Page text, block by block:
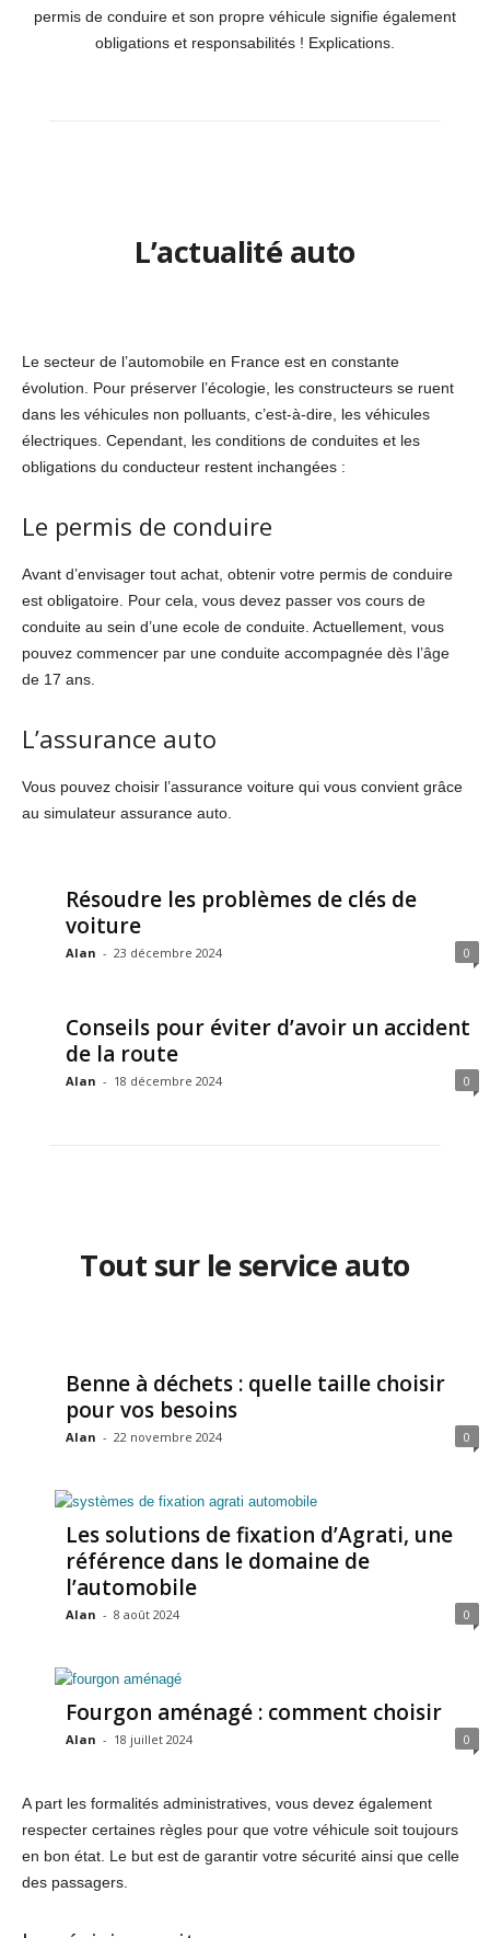
permis de conduire et son propre véhicule signifie également
obligations et responsabilités ! Explications.
L’actualité auto
Le secteur de l’automobile en France est en constante
évolution. Pour préserver l’écologie, les constructeurs se ruent
dans les véhicules non polluants, c’est-à-dire, les véhicules
électriques. Cependant, les conditions de conduites et les
obligations du conducteur restent inchangées :
Le permis de conduire
Avant d’envisager tout achat, obtenir votre permis de conduire
est obligatoire. Pour cela, vous devez passer vos cours de
conduite au sein d’une ecole de conduite. Actuellement, vous
pouvez commencer par une conduite accompagnée dès l’âge
de 17 ans.
L’assurance auto
Vous pouvez choisir l’assurance voiture qui vous convient grâce
au simulateur assurance auto.
Résoudre les problèmes de clés de
voiture
Alan - 23 décembre 2024 0
Conseils pour éviter d’avoir un accident
de la route
Alan - 18 décembre 2024 0
Tout sur le service auto
Benne à déchets : quelle taille choisir
pour vos besoins
Alan - 22 novembre 2024 0
Les solutions de fixation d’Agrati, une
référence dans le domaine de
l’automobile
Alan - 8 août 2024 0
Fourgon aménagé : comment choisir
Alan - 18 juillet 2024 0
A part les formalités administratives, vous devez également
respecter certaines règles pour que votre véhicule soit toujours
en bon état. Le but est de garantir votre sécurité ainsi que celle
des passagers.